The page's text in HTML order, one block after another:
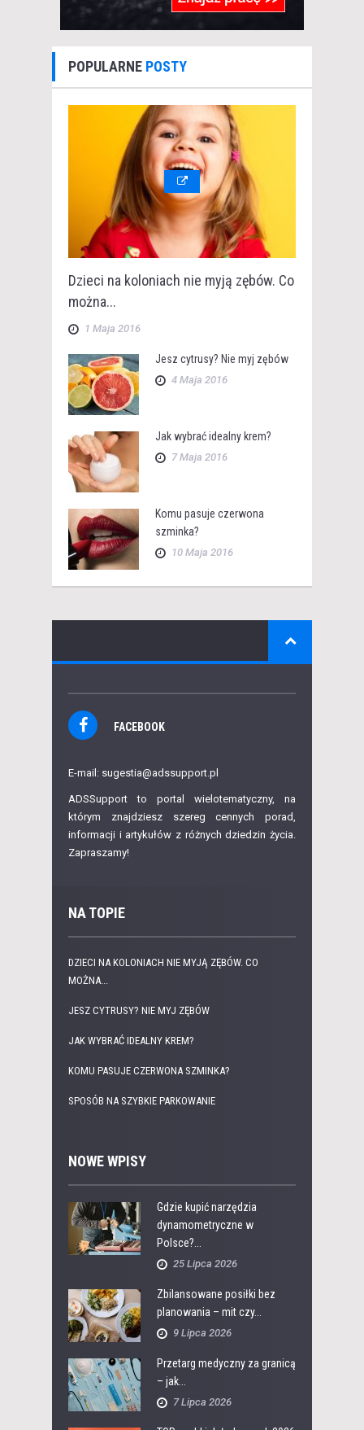
POPULARNE POSTY
Dzieci na koloniach nie myją zębów. Co
można...
1 Maja 2016
Jesz cytrusy? Nie myj zębów
4 Maja 2016
Jak wybrać idealny krem?
7 Maja 2016
Komu pasuje czerwona
szminka?
10 Maja 2016
FACEBOOK
E-mail: sugestia@adssupport.pl
ADSSupport to portal wielotematyczny, na
którym znajdziesz szereg cennych porad,
informacji i artykułów z różnych dziedzin życia.
Zapraszamy!
NA TOPIE
DZIECI NA KOLONIACH NIE MYJĄ ZĘBÓW. CO
MOŻNA...
JESZ CYTRUSY? NIE MYJ ZĘBÓW
JAK WYBRAĆ IDEALNY KREM?
KOMU PASUJE CZERWONA SZMINKA?
SPOSÓB NA SZYBKIE PARKOWANIE
NOWE WPISY
Gdzie kupić narzędzia
dynamometryczne w
Polsce?...
25 Lipca 2026
Zbilansowane posiłki bez
planowania – mit czy...
9 Lipca 2026
Przetarg medyczny za granicą
– jak...
7 Lipca 2026